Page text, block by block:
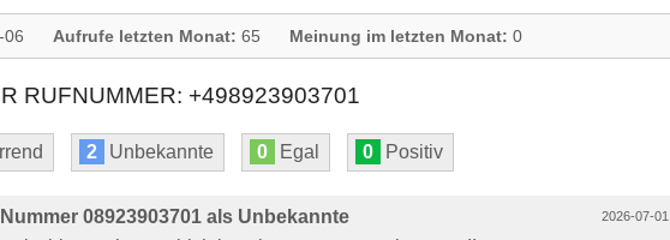
06 Aufrufe letzten Monat: 65 Meinung im letzten Monat: 0
RUFNUMMER: +498923903701
2 Unbekannte 0 Egal 0 Positiv
2026-07-01
08923903701 als Unbekannte